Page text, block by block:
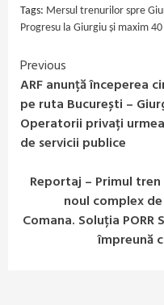
Tags: Mersul trenurilor spre
Progresu la Giurgiu și maxim
Continue
Reading
Previous
ARF anunță începerea
pe ruta București –
Operatorii privați
de servicii publice
Reportaj – Primul
noul complex
Comana. Soluția
împreună